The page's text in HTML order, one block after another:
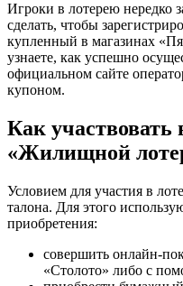
Игроки в лотерею нередко
сделать, чтобы
купленный в магазинах
узнаете, как успешно
официальном сайте
купоном.
Как
«Жилищной
Условием для участия в
талона. Для этого
приобретения:
совершить онлайн-
«Столото» либо с